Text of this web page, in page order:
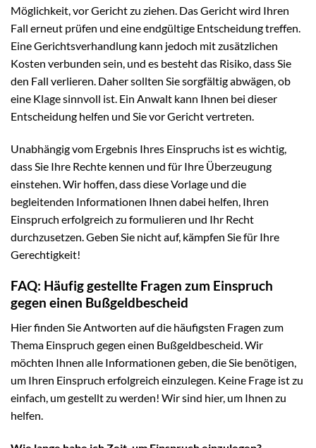
Möglichkeit, vor Gericht zu ziehen. Das Gericht wird Ihren
Fall erneut prüfen und eine endgültige Entscheidung treffen.
Eine Gerichtsverhandlung kann jedoch mit zusätzlichen
Kosten verbunden sein, und es besteht das Risiko, dass Sie
den Fall verlieren. Daher sollten Sie sorgfältig abwägen, ob
eine Klage sinnvoll ist. Ein Anwalt kann Ihnen bei dieser
Entscheidung helfen und Sie vor Gericht vertreten.
Unabhängig vom Ergebnis Ihres Einspruchs ist es wichtig,
dass Sie Ihre Rechte kennen und für Ihre Überzeugung
einstehen. Wir hoffen, dass diese Vorlage und die
begleitenden Informationen Ihnen dabei helfen, Ihren
Einspruch erfolgreich zu formulieren und Ihr Recht
durchzusetzen. Geben Sie nicht auf, kämpfen Sie für Ihre
Gerechtigkeit!
FAQ: Häufig gestellte Fragen zum Einspruch
gegen einen Bußgeldbescheid
Hier finden Sie Antworten auf die häufigsten Fragen zum
Thema Einspruch gegen einen Bußgeldbescheid. Wir
möchten Ihnen alle Informationen geben, die Sie benötigen,
um Ihren Einspruch erfolgreich einzulegen. Keine Frage ist zu
einfach, um gestellt zu werden! Wir sind hier, um Ihnen zu
helfen.